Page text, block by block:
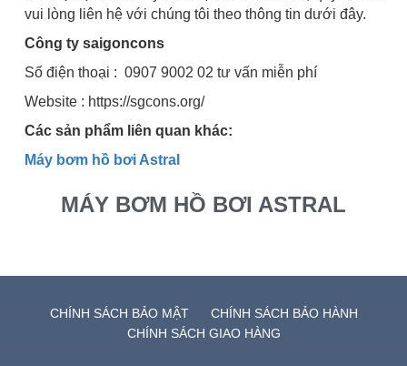
vui lòng liên hệ với chúng tôi theo thông tin dưới đây.
Công ty saigoncons
Số điện thoại : 0907 9002 02 tư vấn miễn phí
Website : https://sgcons.org/
Các sản phẩm liên quan khác:
Máy bơm hồ bơi Astral
MÁY BƠM HỒ BƠI ASTRAL
CHÍNH SÁCH BẢO MẬT
CHÍNH SÁCH BẢO HÀNH
CHÍNH SÁCH GIAO HÀNG